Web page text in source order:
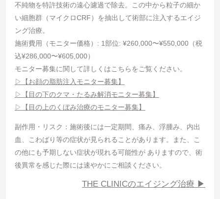
不純物を特許技術の遠心濾過で除去。この中から粒子の細か
い細胞群（マイクロCRF）を抽出して術部に注入するエイジ
ング治療。
施術費用（モニター価格）: 1部位: ¥260,000〜¥550,000（税
込¥286,000〜¥605,000）
モニター募集に関して詳しくはこちらをご覧ください。
▷【お顔の脂肪注入モニター募集】
▷【目の下のクマ・たるみ解消モニター募集】
▷【目の上のくぼみ治療のモニター募集】
副作用・リスク：施術後には一定期間、痛み、浮腫み、内出
血、こわばり等の症状が見られることがあります。また、こ
の他にも予期しない症状が現れる可能性が ありますので、術
後異常を感じた際には速やかにご相談ください。
THE CLINICのエイジング治療 ▶︎